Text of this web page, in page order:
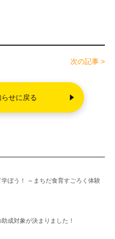
次の記事 >
せに戻る
ぼう！ ～まちだ食育すごろく体験
成対象が決まりました！